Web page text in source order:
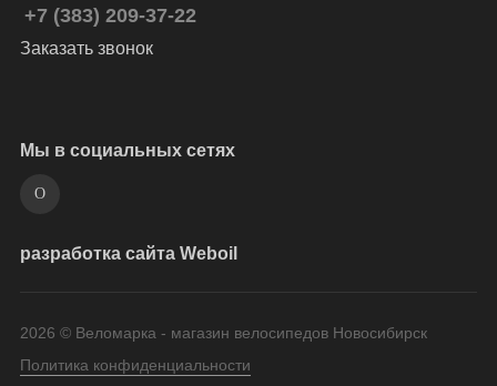
+7 (383) 209-37-22
Заказать звонок
Мы в социальных сетях
разработка сайта Weboil
2026 © Веломарка - магазин велосипедов Новосибирск
Политика конфиденциальности